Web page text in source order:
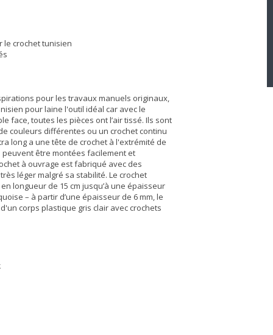
le crochet tunisien
pour les travaux manuels originaux,
pour laine l'outil idéal car avec le
face, toutes les pièces ont l’air tissé. Ils sont
couleurs différentes ou un crochet continu
long a une tête de crochet à l'extrémité de
être montées facilement et
à ouvrage est fabriqué avec des
léger malgré sa stabilité. Le crochet
longueur de 15 cm jusqu’à une épaisseur
– à partir d’une épaisseur de 6 mm, le
corps plastique gris clair avec crochets